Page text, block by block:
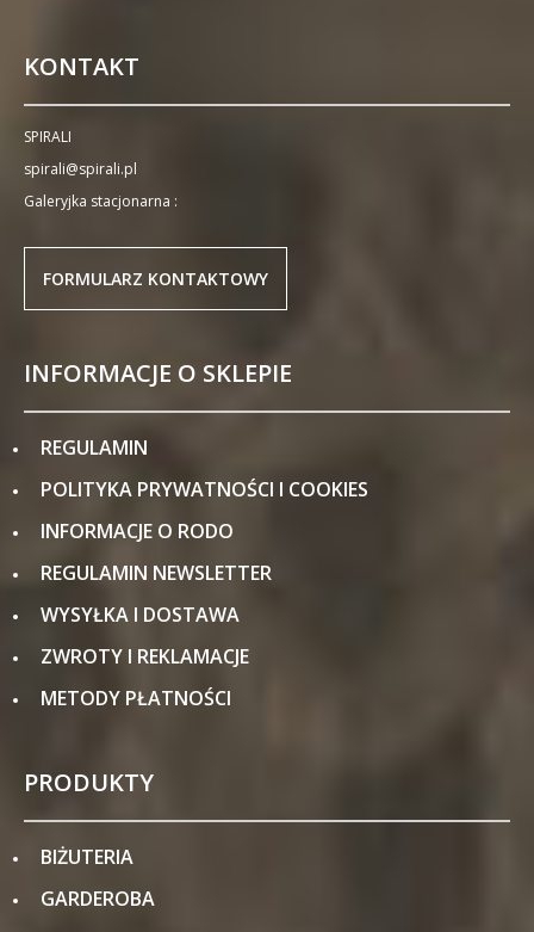
KONTAKT
SPIRALI
spirali@spirali.pl
Galeryjka stacjonarna :
FORMULARZ KONTAKTOWY
INFORMACJE O SKLEPIE
REGULAMIN
POLITYKA PRYWATNOŚCI I COOKIES
INFORMACJE O RODO
REGULAMIN NEWSLETTER
WYSYŁKA I DOSTAWA
ZWROTY I REKLAMACJE
METODY PŁATNOŚCI
PRODUKTY
BIŻUTERIA
GARDEROBA